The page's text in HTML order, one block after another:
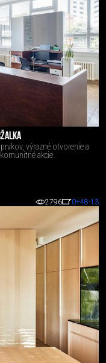
výrazné otvorenie a
akcie.
2796 0+48-13